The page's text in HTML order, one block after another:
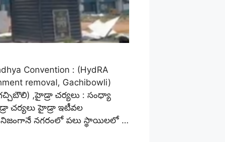
Convention : (HydRA
removal, Gachibowli)
,హైడ్రా చర్యలు : సంధ్యా
చర్యలు హైడ్రా ఇటీవల
నిజంగానే నగరంలో పలు స్థాయిలలో …